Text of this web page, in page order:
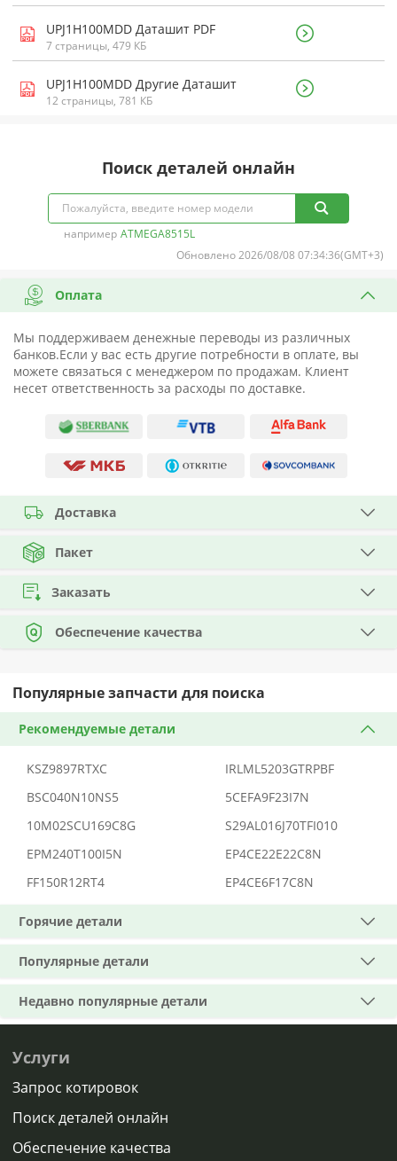
UPJ1H100MDD Даташит PDF
7 страницы, 479 КБ
UPJ1H100MDD Другие Даташит
12 страницы, 781 КБ
Поиск деталей онлайн
например ATMEGA8515L
Обновлено 2026/08/08 07:34:36(GMT+3)
Оплата
Мы поддерживаем денежные переводы из различных
банков.Если у вас есть другие потребности в оплате, вы
можете связаться с менеджером по продажам. Клиент
несет ответственность за расходы по доставке.
Доставка
Пакет
Заказать
Обеспечение качества
Популярные запчасти для поиска
Рекомендуемые детали
KSZ9897RTXC
IRLML5203GTRPBF
BSC040N10NS5
5CEFA9F23I7N
10M02SCU169C8G
S29AL016J70TFI010
EPM240T100I5N
EP4CE22E22C8N
FF150R12RT4
EP4CE6F17C8N
Горячие детали
Популярные детали
Недавно популярные детали
Услуги
Запрос котировок
Поиск деталей онлайн
Обеспечение качества